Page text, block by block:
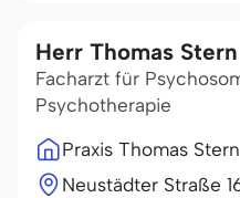
Herr Thomas Stern
Facharzt für
Psychotherapie
Praxis Thomas Stern
Neustädter Straße